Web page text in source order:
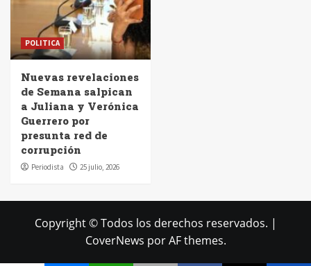
POLITICA
Nuevas revelaciones
de Semana salpican
a Juliana y Verónica
Guerrero por
presunta red de
corrupción
Periodista 25 julio, 2026
Copyright © Todos los derechos reservados. |
CoverNews por AF themes.